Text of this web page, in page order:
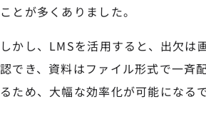
ことが多くありました。
しかし、LMSを活用すると、出欠は
認でき、資料はファイル形式で一斉
るため、大幅な効率化が可能になる